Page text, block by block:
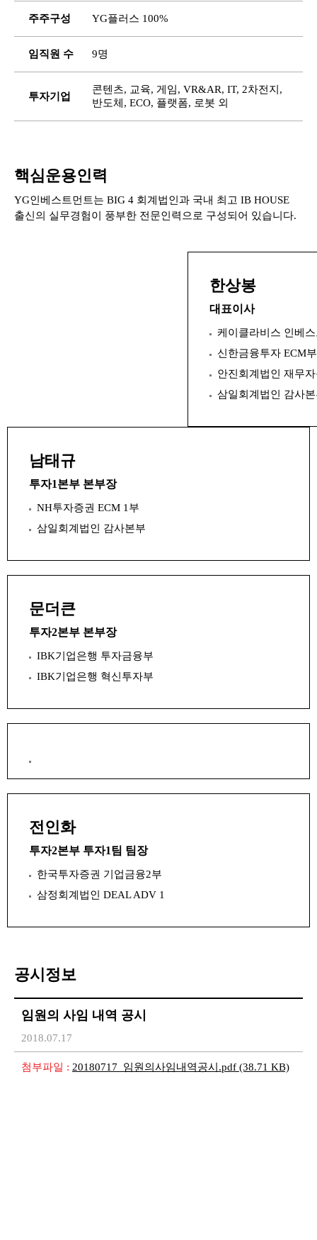
주주구성 YG플러스 100%
임직원 수 9명
투자기업
콘텐츠, 교육, 게임, VR&AR, IT, 2차전지,
반도체, ECO, 플랫폼, 로봇 외
핵심운용인력
YG인베스트먼트는 BIG 4 회계법인과 국내 최고 IB HOUSE
출신의 실무경험이 풍부한 전문인력으로 구성되어 있습니다.
한상봉
대표이사
케이클라비스 인베
신한금융투자 ECM부
안진회계법인 재무
삼일회계법인 감사
남태규
투자1본부 본부장
NH투자증권 ECM 1부
삼일회계법인 감사본부
문더큰
투자2본부 본부장
IBK기업은행 투자금융부
IBK기업은행 혁신투자부
전인화
투자2본부 투자1팀 팀장
한국투자증권 기업금융2부
삼정회계법인 DEAL ADV 1
공시정보
임원의 사임 내역 공시
2018.07.17
첨부파일 : 20180717_임원의사임내역공시.pdf (38.71 KB)